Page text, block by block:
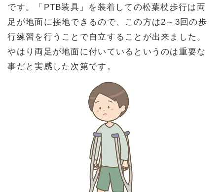
です。「PTB装具」を装着しての松葉杖歩行は両
足が地面に接地できるので、この方は2～3回の歩
行練習を行うことで自立することが出来ました。
やはり両足が地面に付いているというのは重要な
事だと実感した次第です。